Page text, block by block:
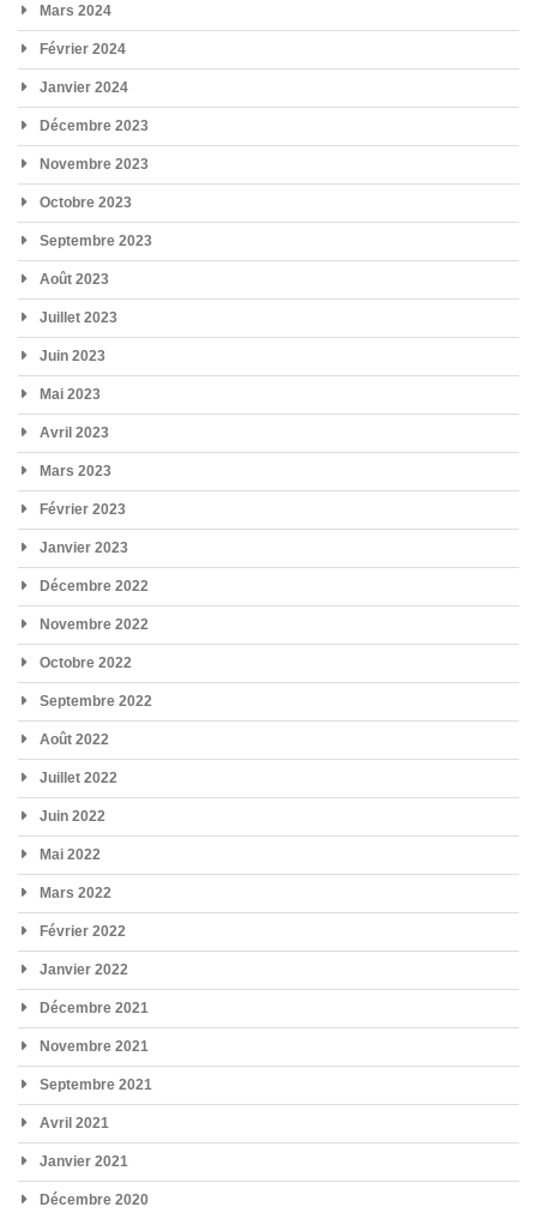
Mars 2024
Février 2024
Janvier 2024
Décembre 2023
Novembre 2023
Octobre 2023
Septembre 2023
Août 2023
Juillet 2023
Juin 2023
Mai 2023
Avril 2023
Mars 2023
Février 2023
Janvier 2023
Décembre 2022
Novembre 2022
Octobre 2022
Septembre 2022
Août 2022
Juillet 2022
Juin 2022
Mai 2022
Mars 2022
Février 2022
Janvier 2022
Décembre 2021
Novembre 2021
Septembre 2021
Avril 2021
Janvier 2021
Décembre 2020